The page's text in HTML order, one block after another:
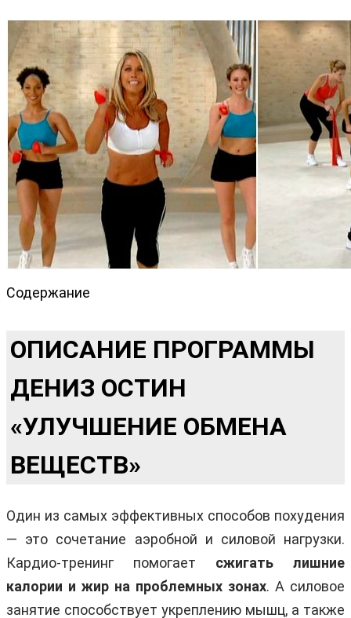
Содержание
ОПИСАНИЕ ПРОГРАММЫ
ДЕНИЗ ОСТИН
«УЛУЧШЕНИЕ ОБМЕНА
ВЕЩЕСТВ»
Один из самых эффективных способов похудения
— это сочетание аэробной и силовой нагрузки.
Кардио-тренинг помогает сжигать лишние
калории и жир на проблемных зонах. А силовое
занятие способствует укреплению мышц, а также